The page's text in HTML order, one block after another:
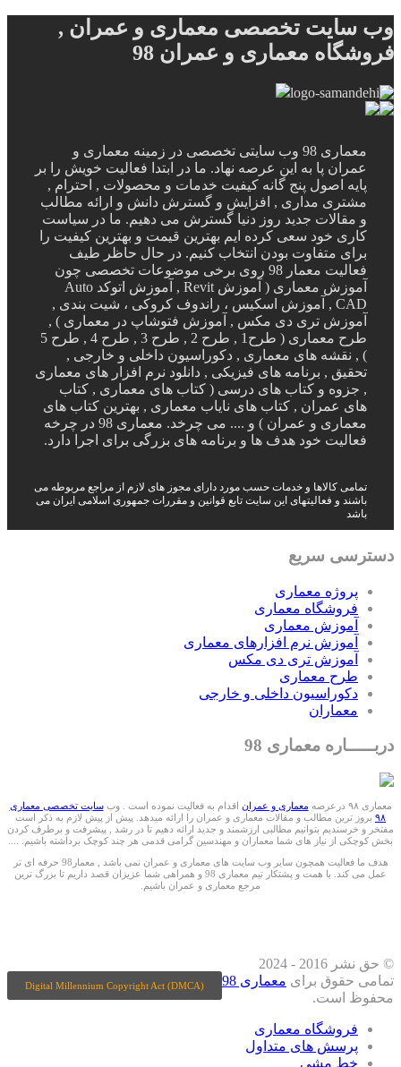
وب سایت تخصصی معماری و عمران ,
فروشگاه معماری و عمران 98
معماری 98 وب سایتی تخصصی در زمینه معماری و
عمران پا به این عرصه نهاد. ما در ابتدا فعالیت خویش را بر
پایه اصول پنج گانه کیفیت خدمات و محصولات , احترام ,
مشتری مداری , افزایش و گسترش دانش و ارائه مطالب
و مقالات جدید روز دنیا گسترش می دهیم. ما در سیاست
کاری خود سعی کرده ایم بهترین قیمت و بهترین کیفیت را
برای متفاوت بودن انتخاب کنیم. در حال حاظر طیف
فعالیت معمار 98 روی برخی موضوعات تخصصی چون
آموزش معماری ( آموزش Revit , آموزش اتوکد Auto
CAD , آموزش اسکیس ، راندوف کروکی ، شیت بندی ,
آموزش تری دی مکس , آموزش فتوشاپ در معماری ) ,
طرح معماری ( طرح1 , طرح 2 , طرح 3 , طرح 4 , طرح 5
) , نقشه های معماری , دکوراسیون داخلی و خارجی ,
تحقیق , برنامه های فیزیکی , دانلود نرم افزار های معماری
, جزوه و کتاب های درسی ( کتاب های معماری , کتاب
های عمران , کتاب های نایاب معماری , بهترین کتاب های
معماری و عمران ) و .... می چرخد. معماری 98 در چرخه
فعالیت خود هدف ها و برنامه های بزرگی برای اجرا دارد.
تمامی کالاها و خدمات حسب مورد دارای مجوز های لازم از مراجع مربوطه می
باشند و فعالیتهای این سایت تابع قوانین و مقررات جمهوری اسلامی ایران می
باشد
دسترسی سریع
پروژه معماری
فروشگاه معماری
آموزش معماری
آموزش نرم افزارهای معماری
آموزش تری دی مکس
طرح معماری
دکوراسیون داخلی و خارجی
معماران
دربـــــاره معماری 98
معماری ۹۸ درعرصه معماری و عمران اقدام به فعالیت نموده است . وبسایت تخصصی معماری
۹۸ بروز ترین مطالب و مقالات معماری و عمران را ارائه میدهد. پیش از پیش لازم به ذکر است
مفتخر و خرسندیم بتوانیم مطالبی ارزشمند و جدید ارائه دهیم تا در رشد , پیشرفت و برطرف کردن
بخش کوچکی از نیاز های شما معماران و مهندسین گرامی قدمی هر چند کوچک برداشته باشیم. ....
هدف ما فعالیت همچون سایر وب سایت های معماری و عمران نمی باشد , معمار98 حرفه ای تر
عمل می کند. با همت و پشتکار تیم معماری 98 و همراهی شما عزیزان قصد داریم تا بزرگ ترین
مرجع معماری و عمران باشیم.
Digital Millennium Copyright Act (DMCA)
© حق نشر 2016 - 2024
تمامی حقوق برای معماری 98
محفوظ است.
فروشگاه معماری
پرسش های متداول
خط مشی